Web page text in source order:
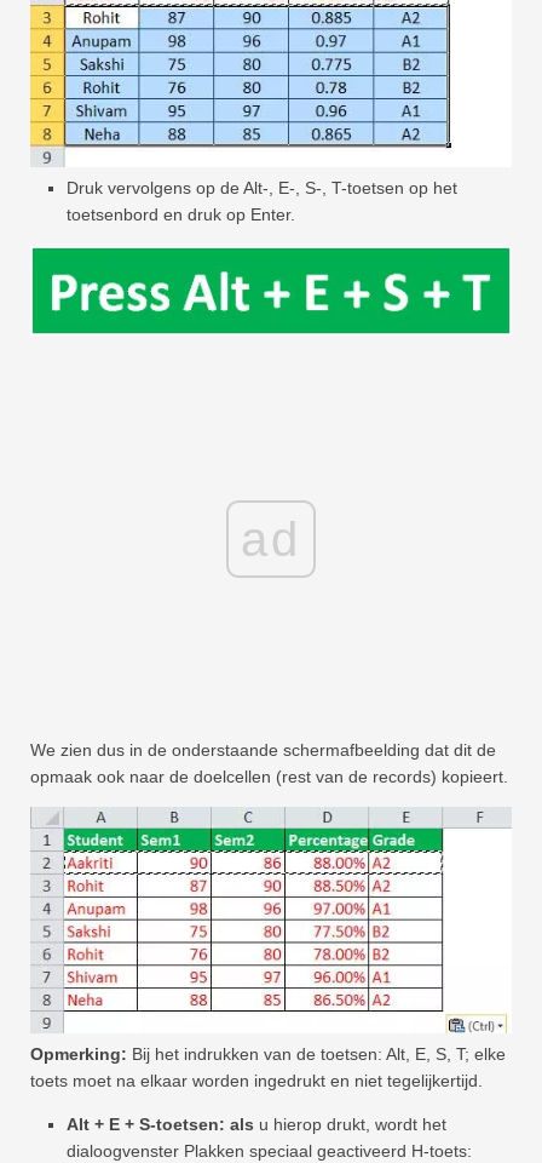
Druk vervolgens op de Alt-, E-, S-, T-toetsen op het
toetsenbord en druk op Enter.
ad
We zien dus in de onderstaande schermafbeelding dat dit de
opmaak ook naar de doelcellen (rest van de records) kopieert.
Opmerking: Bij het indrukken van de toetsen: Alt, E, S, T; elke
toets moet na elkaar worden ingedrukt en niet tegelijkertijd.
Alt + E + S-toetsen: als u hierop drukt, wordt het
dialoogvenster Plakken speciaal geactiveerd H-toets: